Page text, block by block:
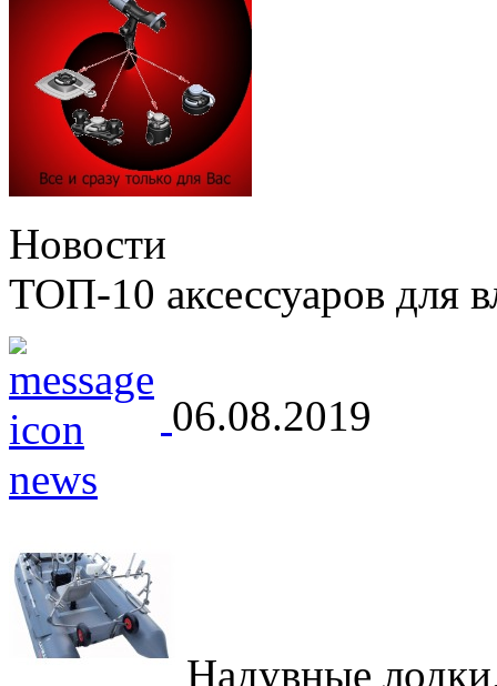
Новости
ТОП-10 аксессуаров для
06.08.2019
Надувные